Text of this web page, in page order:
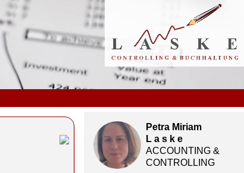
Petra Miriam
L a s k e
ACCOUNTING &
CONTROLLING